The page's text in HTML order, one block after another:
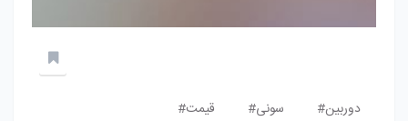
دوربین# سونی# قیمت#